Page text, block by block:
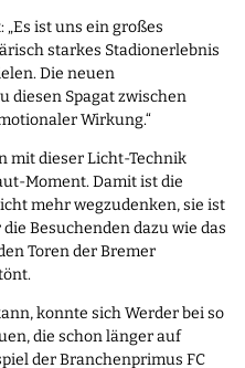
ist uns ein großes
starkes Stadionerlebnis
Die neuen
diesen Spagat zwischen
Wirkung.“
mit dieser Licht-Technik
Moment. Damit ist die
mehr wegzudenken, sie ist
Besuchenden dazu wie das
Toren der Bremer
konnte sich Werder bei so
die schon länger auf
der Branchenprimus FC